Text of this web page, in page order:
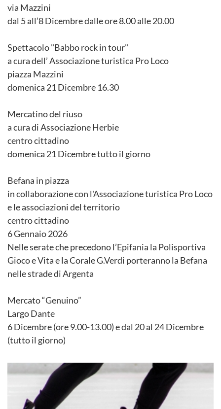
via Mazzini
dal 5 all’8 Dicembre dalle ore 8.00 alle 20.00
Spettacolo "Babbo rock in tour"
a cura dell’ Associazione turistica Pro Loco
piazza Mazzini
domenica 21 Dicembre 16.30
Mercatino del riuso
a cura di Associazione Herbie
centro cittadino
domenica 21 Dicembre tutto il giorno
Befana in piazza
in collaborazione con l'Associazione turistica Pro Loco
e le associazioni del territorio
centro cittadino
6 Gennaio 2026
Nelle serate che precedono l’Epifania la Polisportiva
Gioco e Vita e la Corale G.Verdi porteranno la Befana
nelle strade di Argenta
Mercato “Genuino”
Largo Dante
6 Dicembre (ore 9.00-13.00) e dal 20 al 24 Dicembre
(tutto il giorno)